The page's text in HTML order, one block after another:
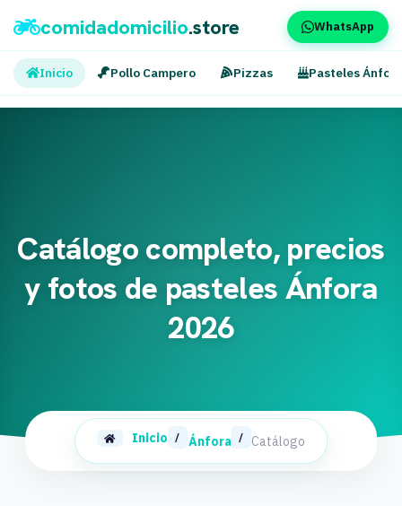
comidadomicilio.store WhatsApp
Inicio Pollo Campero Pizzas Pasteles Ánfora
Catálogo completo, precios
y fotos de pasteles Ánfora
2026
Inicio / Ánfora / Catálogo